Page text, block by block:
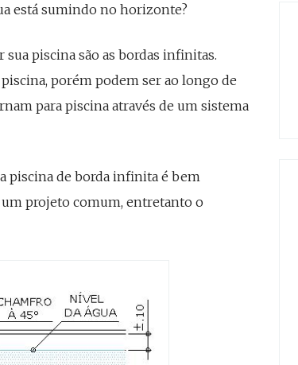
está sumindo no horizonte?
piscina são as bordas infinitas.
porém podem ser ao longo de
para piscina através de um sistema
piscina de borda infinita é bem
um projeto comum, entretanto o